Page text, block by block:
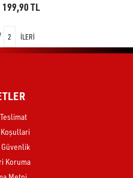
199,90 TL
2
Koruma